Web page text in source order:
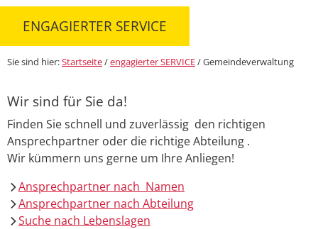
ENGAGIERTER SERVICE
Sie sind hier:Startseite/engagierter SERVICE/Gemeindeverwaltung
Wir sind für Sie da!
Finden Sie schnell und zuverlässig den richtigen
Ansprechpartner oder die richtige Abteilung .
Wir kümmern uns gerne um Ihre Anliegen!
Ansprechpartner nach Namen
Ansprechpartner nach Abteilung
Suche nach Lebenslagen